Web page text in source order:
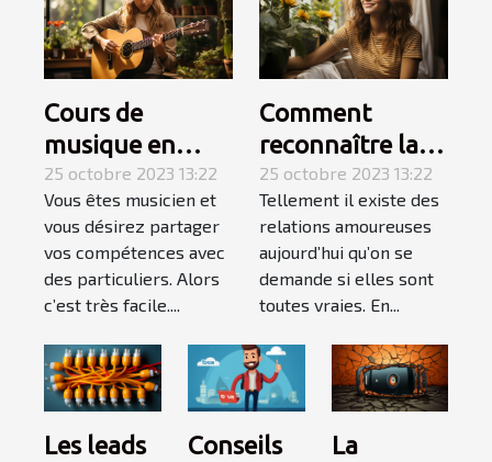
Cours de
musique en
Auto-
Entrepreneur :
l’essentiel de ce
qu’il faut
retenir ?
25 octobre 2023 13:22
Vous êtes musicien et
vous désirez partager
vos compétences avec
des particuliers. Alors
c’est très facile....
Comment
reconnaître la
femme de votre
vie ?
25 octobre 2023 13:22
Tellement il existe des
relations amoureuses
aujourd’hui qu’on se
demande si elles sont
toutes vraies. En...
Les leads
Conseils
La